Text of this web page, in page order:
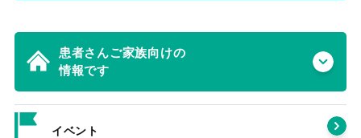
患者さんご家族向けの
情報です
イベント